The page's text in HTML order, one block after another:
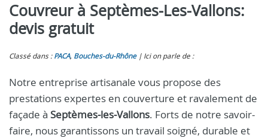
Couvreur à Septèmes‑Les‑Vallons:
devis gratuit
Classé dans : PACA, Bouches-du-Rhône Ici on parle de :
Notre entreprise artisanale vous propose des
prestations expertes en couverture et ravalement de
façade à Septèmes‑les‑Vallons. Forts de notre savoir-
faire, nous garantissons un travail soigné, durable et